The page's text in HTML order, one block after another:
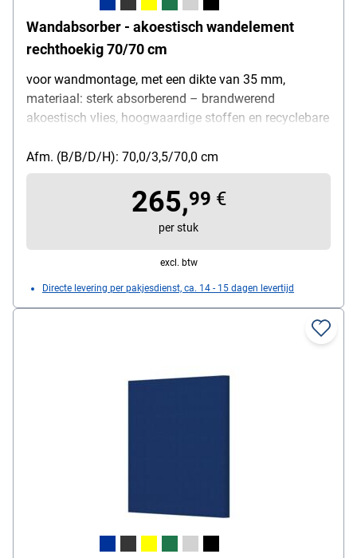
Wandabsorber - akoestisch wandelement
rechthoekig 70/70 cm
voor wandmontage, met een dikte van 35 mm,
materiaal: sterk absorberend – brandwerend
akoestisch vlies, hoogwaardige stoffen en recyclebare
Afm. (B/B/D/H): 70,0/3,5/70,0 cm
265,99 €
per stuk
excl. btw
Directe levering per pakjesdienst, ca. 14 - 15 dagen levertijd